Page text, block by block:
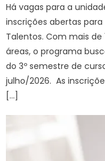
Há vagas para a
inscrições abertas
Talentos. Com mais de
áreas, o programa
do 3º semestre de
julho/2026. As
[…]